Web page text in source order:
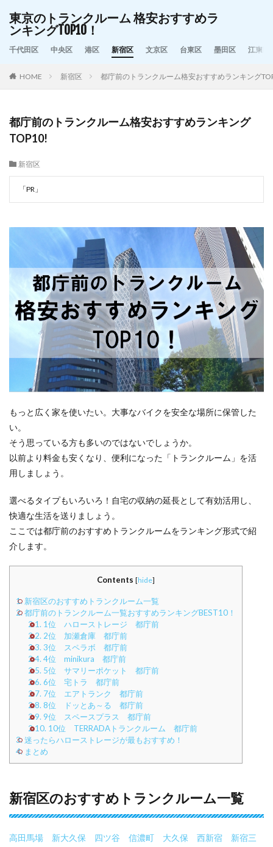
東京のトランクルーム 格安おすすめラ
ンキングTOP10！
千代田区 中央区 港区 新宿区 文京区 台東区 墨田区 江東区
HOME 新宿区 都庁前のトランクルーム格安おすすめランキング
都庁前のトランクルーム格安おすすめランキング
TOP10!
新宿区
「PR」
もっと広く家を使いたい。大事なバイクを安全な場所に保管した
い。
そう思っている方も多いのではないでしょうか。
以前より料金も安くなり、便利になった「トランクルーム」を活
用しましょう。
選べるタイプもいろいろ！自宅の収納の延長として有効活用し、
快適な生活を送りましょう。
ここでは都庁前のおすすめトランクルームをランキング形式で紹
介します。
Contents [hide]
1. 新宿区のおすすめトランクルーム一覧
2.都庁前のトランクルーム一覧おすすめランキングBEST10！
2.1. 1位 ハローストレージ 都庁前
2.2. 2位 加瀬倉庫 都庁前
2.3. 3位 スペラボ 都庁前
2.4. 4位 minikura 都庁前
2.5. 5位 サマリーポケット 都庁前
2.6. 6位 宅トラ 都庁前
2.7. 7位 エアトランク 都庁前
2.8. 8位 ドッとあ～る 都庁前
2.9. 9位 スペースプラス 都庁前
2.10. 10位 TERRADAトランクルーム 都庁前
3.迷ったらハローストレージが最もおすすめ！
4. まとめ
新宿区のおすすめトランクルーム一覧
高田馬場 新大久保 四ツ谷 信濃町 大久保 西新宿
新宿三